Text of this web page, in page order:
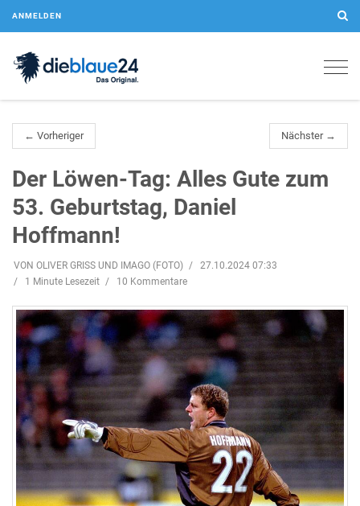
ANMELDEN
← Vorheriger Nächster →
Der Löwen-Tag: Alles Gute zum
53. Geburtstag, Daniel
Hoffmann!
VON OLIVER GRISS UND IMAGO (FOTO)
27.10.2024 07:33
1 Minute Lesezeit
10 Kommentare